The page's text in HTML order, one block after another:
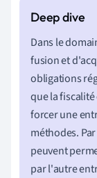
Dans le
fusion et
obligations
que la
forcer une
méthodes.
peuvent
par l'autre